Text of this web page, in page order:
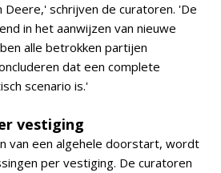
Deere,' schrijven de curatoren. 'De
in het aanwijzen van nieuwe
alle betrokken partijen
dat een complete
scenario is.'
vestiging
van een algehele doorstart, wordt
per vestiging. De curatoren